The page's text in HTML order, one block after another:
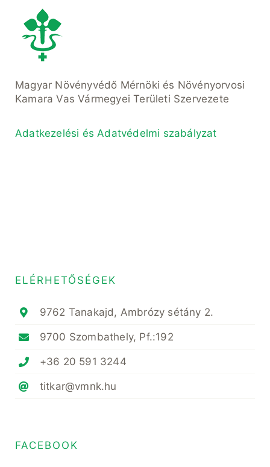
Magyar Növényvédő Mérnöki és Növényorvosi
Kamara Vas Vármegyei Területi Szervezete
Adatkezelési és Adatvédelmi szabályzat
ELÉRHETŐSÉGEK
9762 Tanakajd, Ambrózy sétány 2.
9700 Szombathely, Pf.:192
+36 20 591 3244
titkar@vmnk.hu
FACEBOOK